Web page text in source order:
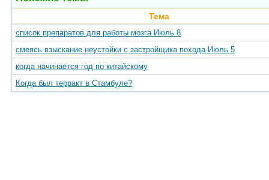
Тема
список препаратов для работы мозга Июль 8
смеясь взыскание неустойки с застройщика похода Июль 5
когда начинается год по китайскому
Когда был терракт в Стамбуле?